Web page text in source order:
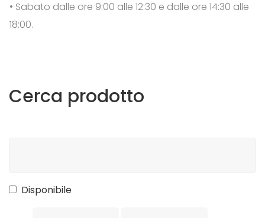
• Sabato dalle ore 9:00 alle 12:30 e dalle ore 14:30 alle
18:00.
Cerca prodotto
Disponibile